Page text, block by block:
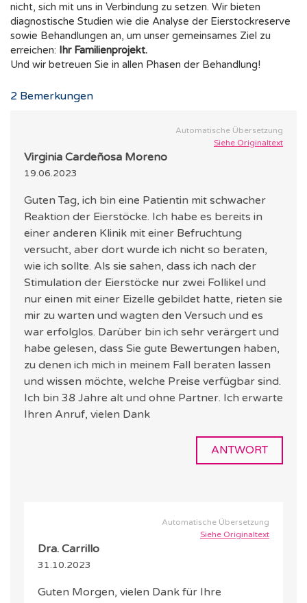
nicht, sich mit uns in Verbindung zu setzen. Wir bieten
diagnostische Studien wie die Analyse der Eierstockreserve
sowie Behandlungen an, um unser gemeinsames Ziel zu
erreichen: Ihr Familienprojekt.
Und wir betreuen Sie in allen Phasen der Behandlung!
2 Bemerkungen
Automatische Übersetzung
Siehe Originaltext
Virginia Cardeñosa Moreno
19.06.2023
Guten Tag, ich bin eine Patientin mit schwacher
Reaktion der Eierstöcke. Ich habe es bereits in
einer anderen Klinik mit einer Befruchtung
versucht, aber dort wurde ich nicht so beraten,
wie ich sollte. Als sie sahen, dass ich nach der
Stimulation der Eierstöcke nur zwei Follikel und
nur einen mit einer Eizelle gebildet hatte, rieten sie
mir zu warten und wagten den Versuch und es
war erfolglos. Darüber bin ich sehr verärgert und
habe gelesen, dass Sie gute Bewertungen haben,
zu denen ich mich in meinem Fall beraten lassen
und wissen möchte, welche Preise verfügbar sind.
Ich bin 38 Jahre alt und ohne Partner. Ich erwarte
Ihren Anruf, vielen Dank
ANTWORT
Automatische Übersetzung
Siehe Originaltext
Dra. Carrillo
31.10.2023
Guten Morgen, vielen Dank für Ihre